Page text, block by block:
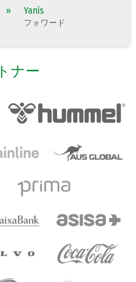
» Yanís
フォワード
ナー